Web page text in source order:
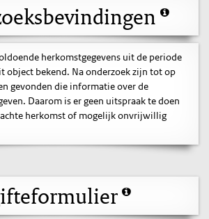
herkomstgegevens uit de periode
object bekend. Na onderzoek zijn tot op
gevonden die informatie over de
Daarom is er geen uitspraak te doen
herkomst of mogelijk onvrijwillig